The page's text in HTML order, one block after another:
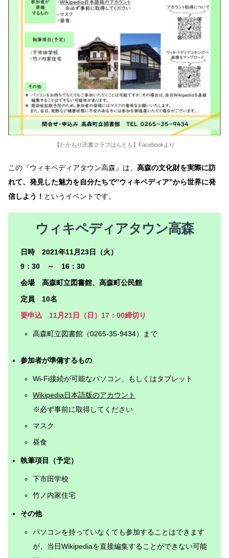
【たかもり読書クラブほんとも】Facebookより
この『ウィキペディアタウン高森』は、 高森の文化財を実際に訪
れて、発見した魅力を自分たちで”ウィキペディア”から世界に発
信しよう！ というイベントです。
ウィキペディアタウン高森
日時 2021年11月23日（火）
9：30 ～ 16：30
会場 高森町立図書館、高森町公民館
定員 10名
要申込 11月21日（日）17：00締切り
高森町立図書館（0265-35-9434）まで
参加者が準備するもの
Wi-Fi接続が可能なパソコン、もしくはタブレット
Wikipedia日本語版のアカウント
※必ず事前に取得してください
マスク
昼食
執筆項目（予定）
下市田学校
竹ノ内家住宅
その他
パソコンを持っていなくても参加することはできます
が、当日Wikipediaを直接編集することができない可能